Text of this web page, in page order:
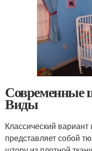
Современные
Виды
Классический
представляет собой